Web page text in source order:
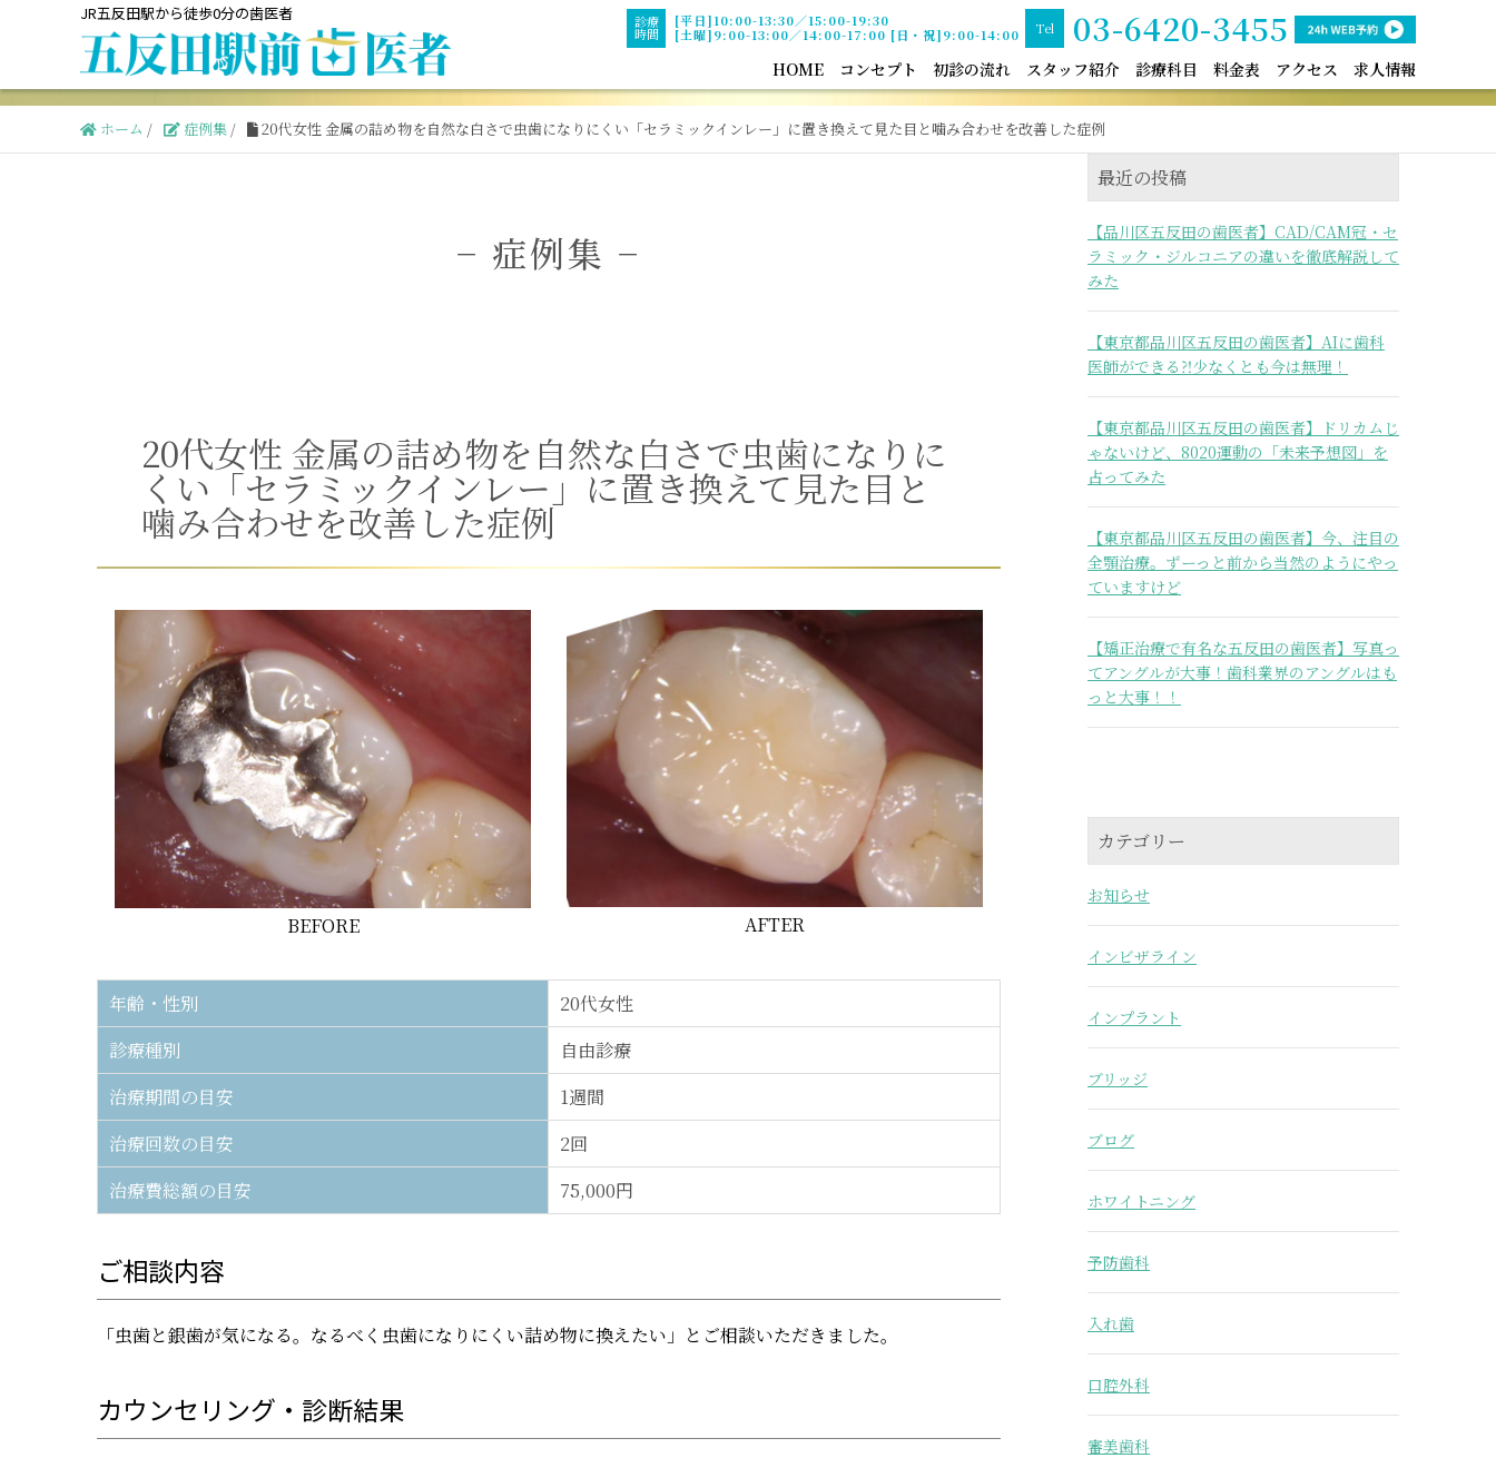
JR五反田駅から徒歩0分の歯医者 診療
時間
[平日]10:00-13:30／15:00-19:30
[土曜]9:00-13:00／14:00-17:00 [日・祝]9:00-14:00
Tel 03-6420-3455
HOME コンセプト 初診の流れ スタッフ紹介 診療科目 料金表 アクセス 求人情報
ホーム / 症例集 / 20代女性 金属の詰め物を自然な白さで虫歯になりにくい「セラミックインレー」に置き換えて見た目と噛み合わせを改善した症例
− 症例集 −
20代女性 金属の詰め物を自然な白さで虫歯になりに
くい「セラミックインレー」に置き換えて見た目と
噛み合わせを改善した症例
BEFORE AFTER
年齢・性別
20代女性
診療種別
自由診療
治療期間の目安
1週間
治療回数の目安
2回
治療費総額の目安
75,000円
ご相談内容
「虫歯と銀歯が気になる。なるべく虫歯になりにくい詰め物に換えたい」とご相談いただきました。
カウンセリング・診断結果
最近の投稿
【品川区五反田の歯医者】CAD/CAM冠・セ
ラミック・ジルコニアの違いを徹底解説して
みた
【東京都品川区五反田の歯医者】AIに歯科
医師ができる⁈少なくとも今は無理！
【東京都品川区五反田の歯医者】ドリカムじ
ゃないけど、8020運動の「未来予想図」を
占ってみた
【東京都品川区五反田の歯医者】今、注目の
全顎治療。ずーっと前から当然のようにやっ
ていますけど
【矯正治療で有名な五反田の歯医者】写真っ
てアングルが大事！歯科業界のアングルはも
っと大事！！
カテゴリー
お知らせ
インビザライン
インプラント
ブリッジ
ブログ
ホワイトニング
予防歯科
入れ歯
口腔外科
審美歯科